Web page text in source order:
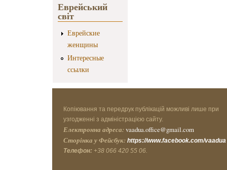
Еврейський
світ
Еврейские
женщины
Интересные
ссылки
Копіювання та передрук публікацій можливі лише при
узгодженні з адміністрацією сайту.
Електронна адреса: vaadua.office@gmail.com
Сторінка у Фейсбук: https://www.facebook.com/vaadua
Телефон: +38 066 420 55 06.